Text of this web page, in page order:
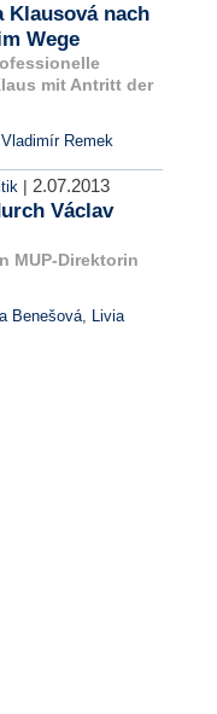
Klausová nach
Wege
mit Antritt der
Vladimír Remek
| 2.07.2013
Václav
MUP-Direktorin
Benešová
Livia